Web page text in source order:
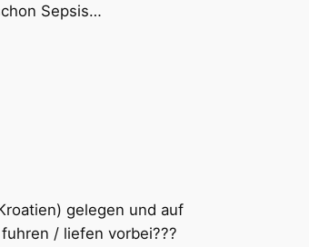
Sepsis…
gelegen und auf
/ liefen vorbei???